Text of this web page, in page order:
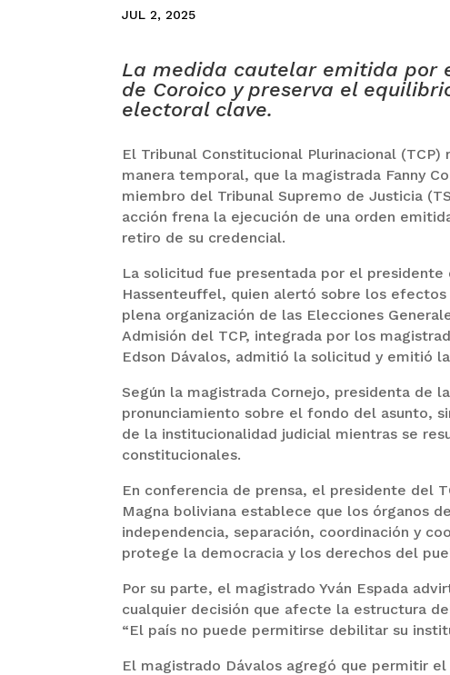
JUL 2, 2025
La medida cautelar emitida por
de Coroico y preserva el
electoral clave.
El Tribunal Constitucional Plurinacional
manera temporal, que la magistrada Fanny
miembro del Tribunal Supremo de Justicia
acción frena la ejecución de una orden
retiro de su credencial.
La solicitud fue presentada por el
Hassenteuffel, quien alertó sobre los
plena organización de las Elecciones
Admisión del TCP, integrada por los
Edson Dávalos, admitió la solicitud y emitió
Según la magistrada Cornejo, presidenta de
pronunciamiento sobre el fondo del asunto,
de la institucionalidad judicial mientras se
constitucionales.
En conferencia de prensa, el presidente del
Magna boliviana establece que los órganos
independencia, separación, coordinación y
protege la democracia y los derechos del
Por su parte, el magistrado Yván Espada
cualquier decisión que afecte la estructura
“El país no puede permitirse debilitar su
El magistrado Dávalos agregó que permitir